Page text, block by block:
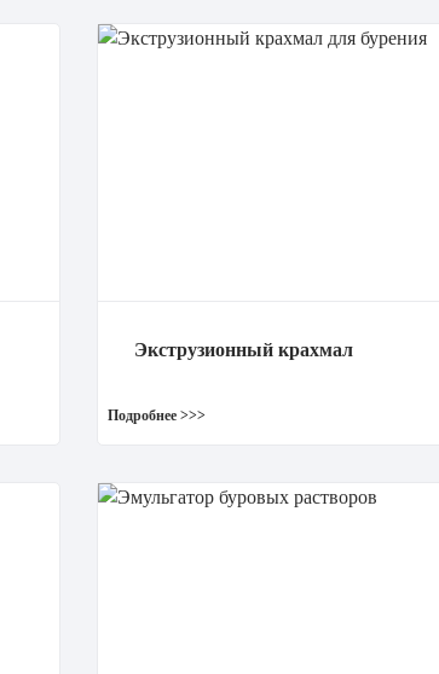
Экструзионный крахмал